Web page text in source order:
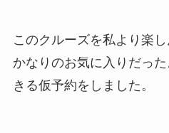
このクルーズを私より楽し
かなりのお気に入りだっ
きる仮予約をしました。